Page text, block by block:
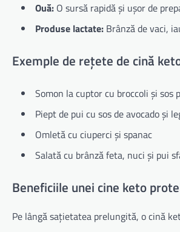
Ouă: O sursă rapidă și ușor de
Produse lactate: Brânză de vaci,
Exemple de rețete de cină
Somon la cuptor cu broccoli și sos
Piept de pui cu sos de avocado și
Omletă cu ciuperci și spanac
Salată cu brânză feta, nuci și pui
Beneficiile unei cine keto
Pe lângă sațietatea prelungită, o cină